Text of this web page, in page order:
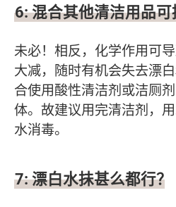
6: 混合其他清洁用品可
未必！相反，化学作用可
大减，随时有机会失去漂
合使用酸性清洁剂或洁厕
体。故建议用完清洁剂，
水消毒。
7: 漂白水抺甚么都行？